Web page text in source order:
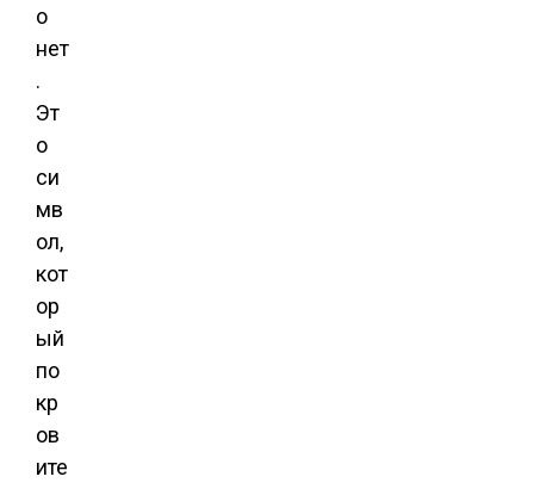
о
нет
.
Эт
о
си
мв
ол,
кот
ор
ый
по
кр
ов
ите